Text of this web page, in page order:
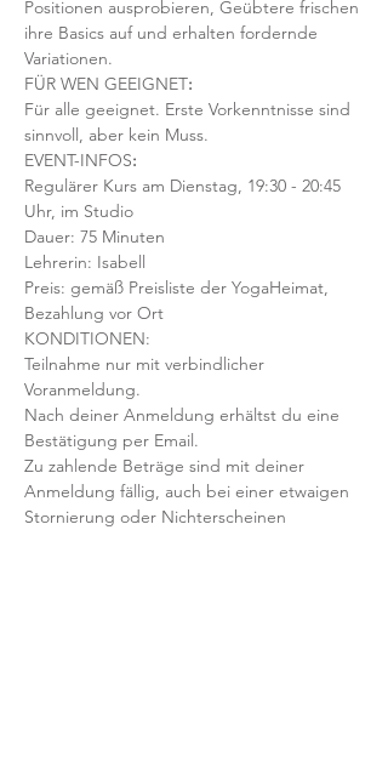
Positionen ausprobieren, Geübtere frischen
ihre Basics auf und erhalten fordernde
Variationen.
FÜR WEN GEEIGNET:
Für alle geeignet. Erste Vorkenntnisse sind
sinnvoll, aber kein Muss.
EVENT-INFOS:
Regulärer Kurs am Dienstag, 19:30 - 20:45
Uhr, im Studio
Dauer: 75 Minuten
Lehrerin: Isabell
Preis: gemäß Preisliste der YogaHeimat,
Bezahlung vor Ort
KONDITIONEN:
Teilnahme nur mit verbindlicher
Voranmeldung.
Nach deiner Anmeldung erhältst du eine
Bestätigung per Email.
Zu zahlende Beträge sind mit deiner
Anmeldung fällig, auch bei einer etwaigen
Stornierung oder Nichterscheinen